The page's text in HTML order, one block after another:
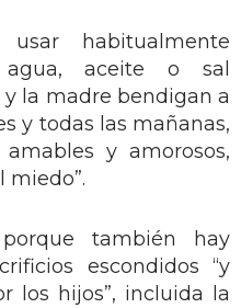
usar habitualmente
agua, aceite o sal
la madre bendigan a
y todas las mañanas,
y amorosos,
miedo”.
también hay
escondidos “y
los hijos”, incluida la